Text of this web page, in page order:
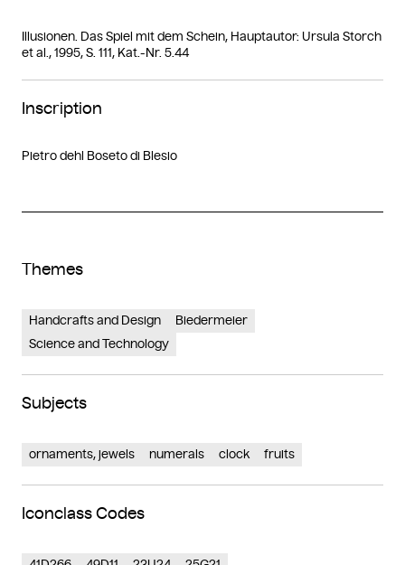
Illusionen. Das Spiel mit dem Schein, Hauptautor: Ursula Storch
et al., 1995, S. 111, Kat.-Nr. 5.44
Inscription
Pietro dehl Boseto di Blesio
Themes
Handcrafts and Design
Biedermeier
Science and Technology
Subjects
ornaments, jewels numerals clock fruits
Iconclass Codes